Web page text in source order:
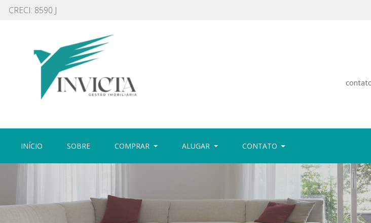
CRECI: 8590 J
INÍCIO (CURRENT)SOBRE(CURRENT)COMPRAR ALUGAR CONTATO